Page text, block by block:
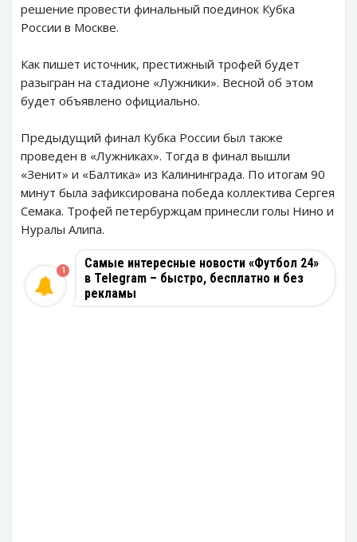
решение провести финальный поединок Кубка
России в Москве.
Как пишет источник, престижный трофей будет
разыгран на стадионе «Лужники». Весной об этом
будет объявлено официально.
Предыдущий финал Кубка России был также
проведен в «Лужниках». Тогда в финал вышли
«Зенит» и «Балтика» из Калининграда. По итогам 90
минут была зафиксирована победа коллектива Сергея
Семака. Трофей петербуржцам принесли голы Нино и
Нуралы Алипа.
Самые интересные новости «Футбол 24»
в Telegram – быстро, бесплатно и без
рекламы
1